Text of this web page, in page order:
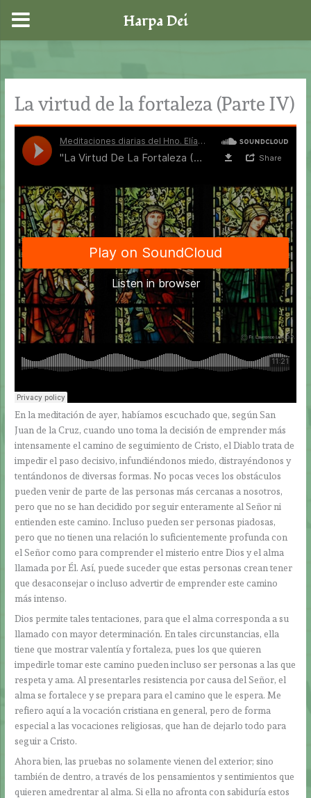
contenido
La virtud de la fortaleza (Parte IV)
En la meditación de ayer, habíamos escuchado que, según San
Juan de la Cruz, cuando uno toma la decisión de emprender más
intensamente el camino de seguimiento de Cristo, el Diablo trata de
impedir el paso decisivo, infundiéndonos miedo, distrayéndonos y
tentándonos de diversas formas. No pocas veces los obstáculos
pueden venir de parte de las personas más cercanas a nosotros,
pero que no se han decidido por seguir enteramente al Señor ni
entienden este camino. Incluso pueden ser personas piadosas,
pero que no tienen una relación lo suficientemente profunda con
el Señor como para comprender el misterio entre Dios y el alma
llamada por Él. Así, puede suceder que estas personas crean tener
que desaconsejar o incluso advertir de emprender este camino
más intenso.
Dios permite tales tentaciones, para que el alma corresponda a su
llamado con mayor determinación. En tales circunstancias, ella
tiene que mostrar valentía y fortaleza, pues los que quieren
impedirle tomar este camino pueden incluso ser personas a las que
respeta y ama. Al presentarles resistencia por causa del Señor, el
alma se fortalece y se prepara para el camino que le espera. Me
refiero aquí a la vocación cristiana en general, pero de forma
especial a las vocaciones religiosas, que han de dejarlo todo para
seguir a Cristo.
Ahora bien, las pruebas no solamente vienen del exterior; sino
también de dentro, a través de los pensamientos y sentimientos que
quieren amedrentar al alma. Si ella no afronta con sabiduría estos
Harpa Dei